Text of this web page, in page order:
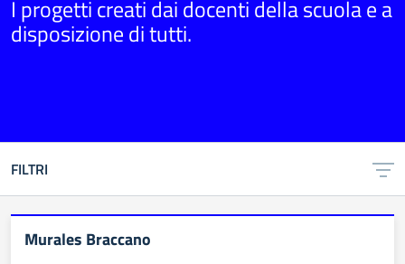
I progetti creati dai docenti della scuola e a
disposizione di tutti.
FILTRI
Murales Braccano